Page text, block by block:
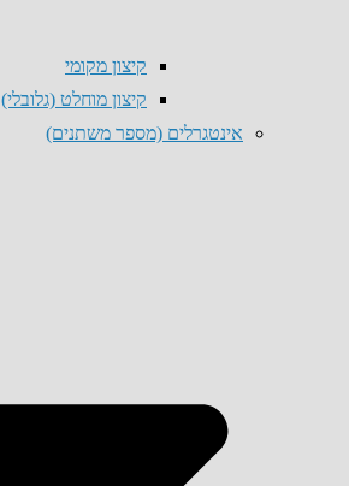
קיצון מקומי
קיצון מוחלט (גלובלי)
אינטגרלים (מספר משתנים)